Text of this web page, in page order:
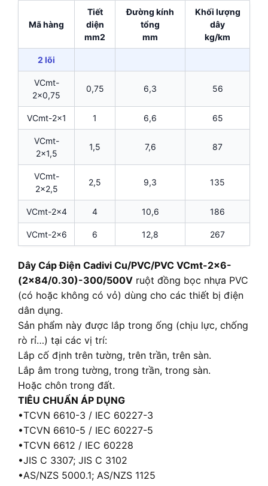
Mã hàng
Tiết
diện
mm2
Đường kính
tổng
mm
Khối lượng
dây
kg/km
2 lõi
VCmt-
2×0,75
0,75 6,3 56
VCmt-2×1 1 6,6 65
VCmt-
2×1,5
1,5 7,6 87
VCmt-
2×2,5
2,5 9,3 135
VCmt-2×4 4 10,6 186
VCmt-2×6 6 12,8 267
Dây Cáp Điện Cadivi Cu/PVC/PVC VCmt-2×6-
(2×84/0.30)-300/500V ruột đồng bọc nhựa PVC
(có hoặc không có vỏ) dùng cho các thiết bị điện
dân dụng.
Sản phẩm này được lắp trong ống (chịu lực, chống
rò rỉ…) tại các vị trí:
Lắp cố định trên tường, trên trần, trên sàn.
Lắp âm trong tường, trong trần, trong sàn.
Hoặc chôn trong đất.
TIÊU CHUẨN ÁP DỤNG
•TCVN 6610-3 / IEC 60227-3
•TCVN 6610-5 / IEC 60227-5
•TCVN 6612 / IEC 60228
•JIS C 3307; JIS C 3102
•AS/NZS 5000.1; AS/NZS 1125